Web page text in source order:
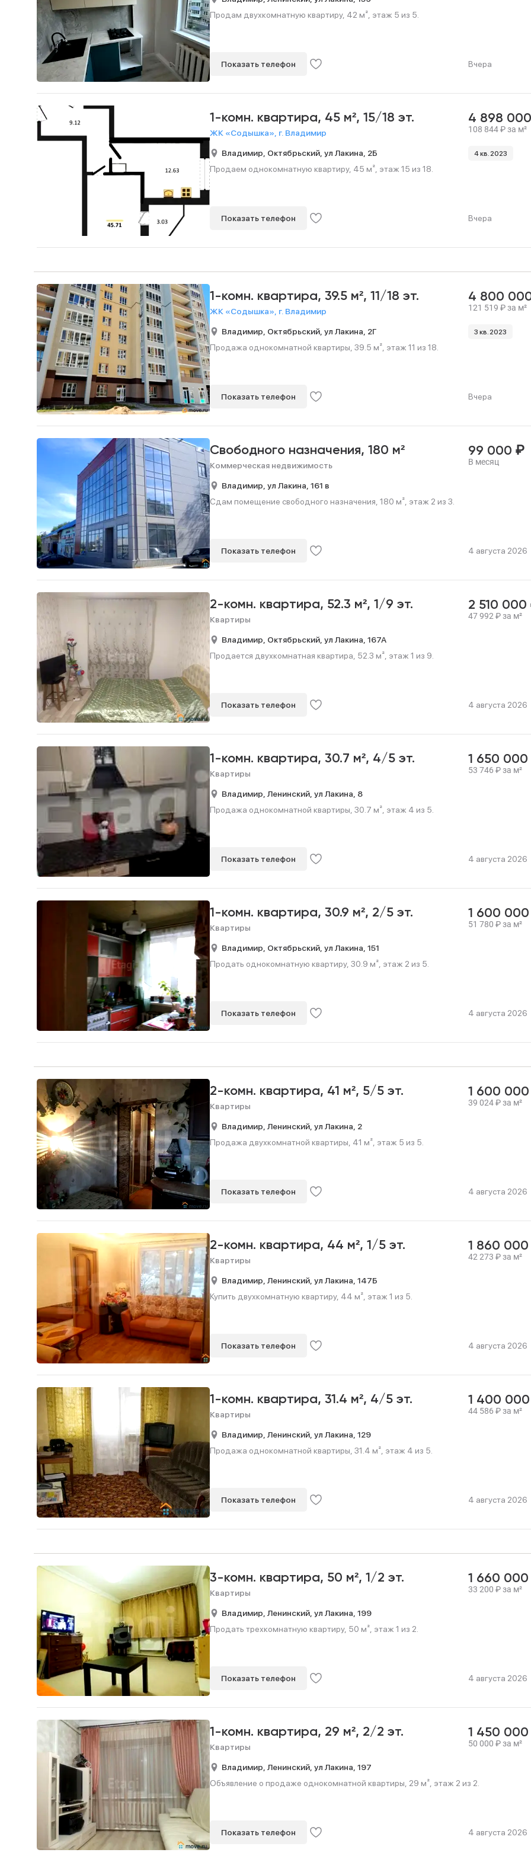
Продам двухкомнатную квартиру, 42 м², этаж 5 из 5.
Показать телефон Вчера
1-комн. квартира, 45 м², 15/18 эт.
ЖК «Содышка», г. Владимир
4 898
108 844₽за м²
Владимир, Октябрьский, ул Лакина, 2Б 4 кв. 2023
Продаем однокомнатную квартиру, 45 м², этаж 15 из 18.
Показать телефон Вчера
1-комн. квартира, 39.5 м², 11/18 эт.
ЖК «Содышка», г. Владимир
4 800
121 519 ₽за м²
Владимир, Октябрьский, ул Лакина, 2Г 3 кв. 2023
Продажа однокомнатной квартиры, 39.5 м², этаж 11 из 18.
Показать телефон Вчера
Свободного назначения, 180 м²
Коммерческая недвижимость
99 000 ₽
В месяц
Владимир, ул Лакина, 161 в
Сдам помещение свободного назначения, 180 м², этаж 2 из 3.
Показать телефон 4 августа 2026
2-комн. квартира, 52.3 м², 1/9 эт.
Квартиры
2 510 000
47 992 ₽за м²
Владимир, Октябрьский, ул Лакина, 167А
Продается двухкомнатная квартира, 52.3 м², этаж 1 из 9.
Показать телефон 4 августа 2026
1-комн. квартира, 30.7 м², 4/5 эт.
Квартиры
1 650 000
53 746 ₽за м²
Владимир, Ленинский, ул Лакина, 8
Продажа однокомнатной квартиры, 30.7 м², этаж 4 из 5.
Показать телефон 4 августа 2026
1-комн. квартира, 30.9 м², 2/5 эт.
Квартиры
1 600
51 780 ₽за м²
Владимир, Октябрьский, ул Лакина, 151
Продать однокомнатную квартиру, 30.9 м², этаж 2 из 5.
Показать телефон 4 августа 2026
2-комн. квартира, 41 м², 5/5 эт.
Квартиры
1 600
39 024₽за м²
Владимир, Ленинский, ул Лакина, 2
Продажа двухкомнатной квартиры, 41 м², этаж 5 из 5.
Показать телефон 4 августа 2026
2-комн. квартира, 44 м², 1/5 эт.
Квартиры
1 860
42 273 ₽за м²
Владимир, Ленинский, ул Лакина, 147Б
Купить двухкомнатную квартиру, 44 м², этаж 1 из 5.
Показать телефон 4 августа 2026
1-комн. квартира, 31.4 м², 4/5 эт.
Квартиры
1 400
44 586 ₽за м²
Владимир, Ленинский, ул Лакина, 129
Продажа однокомнатной квартиры, 31.4 м², этаж 4 из 5.
Показать телефон 4 августа 2026
3-комн. квартира, 50 м², 1/2 эт.
Квартиры
1 660
33 200 ₽за м²
Владимир, Ленинский, ул Лакина, 199
Продать трехкомнатную квартиру, 50 м², этаж 1 из 2.
Показать телефон 4 августа 2026
1-комн. квартира, 29 м², 2/2 эт.
Квартиры
1 450
50 000 ₽за м²
Владимир, Ленинский, ул Лакина, 197
Объявление о продаже однокомнатной квартиры, 29 м², этаж 2 из 2.
Показать телефон 4 августа 2026